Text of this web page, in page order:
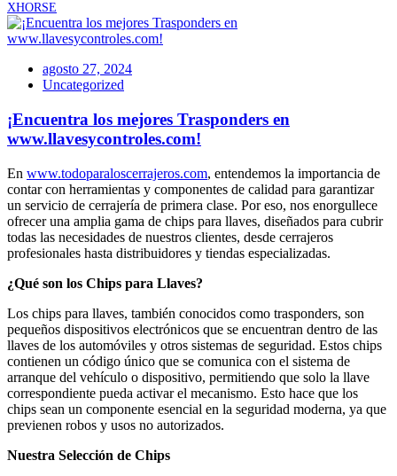
XHORSE
agosto 27, 2024
Uncategorized
¡Encuentra los mejores Trasponders en
www.llavesycontroles.com!
En www.todoparaloscerrajeros.com, entendemos la importancia de
contar con herramientas y componentes de calidad para garantizar
un servicio de cerrajería de primera clase. Por eso, nos enorgullece
ofrecer una amplia gama de chips para llaves, diseñados para cubrir
todas las necesidades de nuestros clientes, desde cerrajeros
profesionales hasta distribuidores y tiendas especializadas.
¿Qué son los Chips para Llaves?
Los chips para llaves, también conocidos como trasponders, son
pequeños dispositivos electrónicos que se encuentran dentro de las
llaves de los automóviles y otros sistemas de seguridad. Estos chips
contienen un código único que se comunica con el sistema de
arranque del vehículo o dispositivo, permitiendo que solo la llave
correspondiente pueda activar el mecanismo. Esto hace que los
chips sean un componente esencial en la seguridad moderna, ya que
previenen robos y usos no autorizados.
Nuestra Selección de Chips